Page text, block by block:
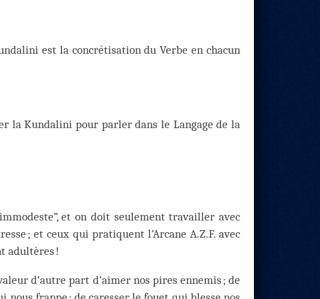
est la concrétisation du Verbe en chacun
la Kundalini pour parler dans le Langage de la
et on doit seulement travailler avec
; et ceux qui pratiquent l’Arcane A.Z.F. avec
adultères !
d’autre part d’aimer nos pires ennemis ; de